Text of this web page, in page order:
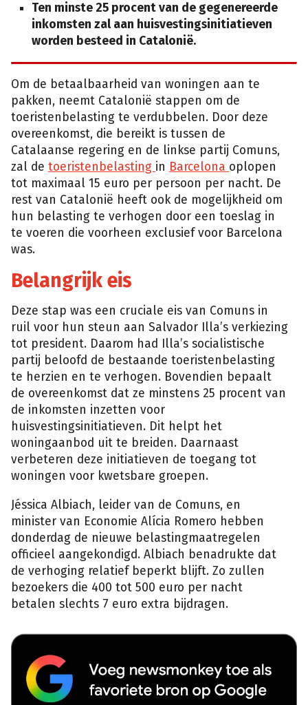
Ten minste 25 procent van de gegenereerde
inkomsten zal aan huisvestingsinitiatieven
worden besteed in Catalonië.
Om de betaalbaarheid van woningen aan te
pakken, neemt Catalonië stappen om de
toeristenbelasting te verdubbelen. Door deze
overeenkomst, die bereikt is tussen de
Catalaanse regering en de linkse partij Comuns,
zal de toeristenbelasting in Barcelona oplopen
tot maximaal 15 euro per persoon per nacht. De
rest van Catalonië heeft ook de mogelijkheid om
hun belasting te verhogen door een toeslag in
te voeren die voorheen exclusief voor Barcelona
was.
Belangrijk eis
Deze stap was een cruciale eis van Comuns in
ruil voor hun steun aan Salvador Illa’s verkiezing
tot president. Daarom had Illa’s socialistische
partij beloofd de bestaande toeristenbelasting
te herzien en te verhogen. Bovendien bepaalt
de overeenkomst dat ze minstens 25 procent van
de inkomsten inzetten voor
huisvestingsinitiatieven. Dit helpt het
woningaanbod uit te breiden. Daarnaast
verbeteren deze initiatieven de toegang tot
woningen voor kwetsbare groepen.
Jéssica Albiach, leider van de Comuns, en
minister van Economie Alícia Romero hebben
donderdag de nieuwe belastingmaatregelen
officieel aangekondigd. Albiach benadrukte dat
de verhoging relatief beperkt blijft. Zo zullen
bezoekers die 400 tot 500 euro per nacht
betalen slechts 7 euro extra bijdragen.